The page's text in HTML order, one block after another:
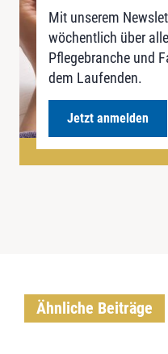
Mit unserem
wöchentlich über
Pflegebranche und
dem Laufenden.
Jetzt anmelden
Ähnliche Beiträge